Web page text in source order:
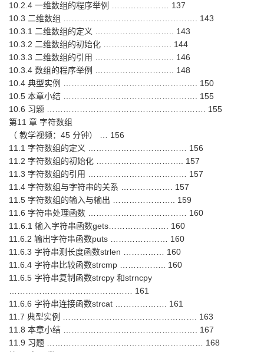
10.2.4 一维数组的程序举例 ………………… 137
10.3 二维数组 …………………………………………. 143
10.3.1 二维数组的定义 ……………………….. 143
10.3.2 二维数组的初始化 ……………………. 144
10.3.3 二维数组的引用 ……………………….. 146
10.3.4 数组的程序举例 ……………………….. 148
10.4 典型实例 …………………………………………. 150
10.5 本章小结 …………………………………………. 155
10.6 习题 …………………………………………………. 155
第11 章 字符数组
（ 教学视频：45 分钟） … 156
11.1 字符数组的定义 ……………………………… 156
11.2 字符数组的初始化 ………………………….. 157
11.3 字符数组的引用 ……………………………… 157
11.4 字符数组与字符串的关系 ………………. 157
11.5 字符数组的输入与输出 ………………….. 159
11.6 字符串处理函数 ……………………………… 160
11.6.1 输入字符串函数gets…………………. 160
11.6.2 输出字符串函数puts ………………… 160
11.6.3 字符串测长度函数strlen …………… 160
11.6.4 字符串比较函数strcmp …………….. 160
11.6.5 字符串复制函数strcpy 和strncpy
……………………………………… 161
11.6.6 字符串连接函数strcat ………………. 161
11.7 典型实例 …………………………………………. 163
11.8 本章小结 …………………………………………. 167
11.9 习题 ………………………………………………… 168